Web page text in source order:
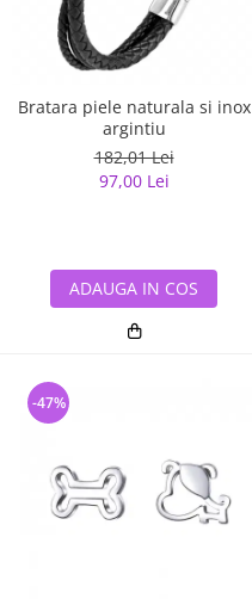
Bratara piele naturala si inox
argintiu
182,01 Lei
97,00 Lei
ADAUGA IN COS
-47%